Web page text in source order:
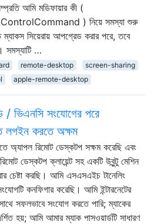
আমি মডিফায়ার কী (
) নিয়ে সমস্যা শুরু
সিয়েরায় আপগ্রেড করার পরে, তবে
সমস্যাটি …
remote-desktop
screen-sharing
apple-remote-desktop
ভিএনসি সংযোগের পরে
লগইন করতে অক্ষম
অ্যাপল রিমোট ডেস্কটপ সক্ষম করেছি এবং
ডেস্কটপ ক্লায়েন্ট সহ একটি উবুন্টু মেশিন
চেষ্টা করছি। আমি এসএসএইচ টানেলিং
কনফিগার করেছি। আমি ইন্টারনেটের
সফলভাবে সংযোগ করতে পারি; ম্যাকের
হয়; আমি আমার ম্যাক পাসওয়ার্ডটি সাধারণ